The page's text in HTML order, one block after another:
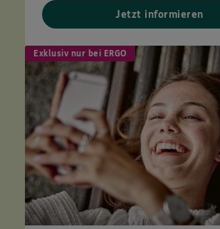
Jetzt informieren
Exklusiv nur bei ERGO